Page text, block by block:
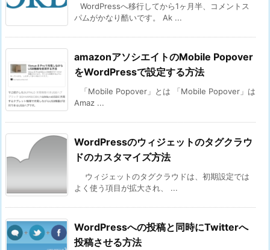
WordPressへ移行してから1ヶ月半、コメントス
パムがかなり酷いです。 Ak ...
amazonアソシエイトのMobile Popover
をWordPressで設定する方法
「Mobile Popover」とは 「Mobile Popover」は
Amaz ...
WordPressのウィジェットのタグクラウ
ドのカスタマイズ方法
ウィジェットのタグクラウドは、初期設定では
よく使う項目が拡大され、 ...
WordPressへの投稿と同時にTwitterへ
投稿させる方法